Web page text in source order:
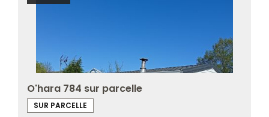
O'hara 784 sur parcelle
SUR PARCELLE